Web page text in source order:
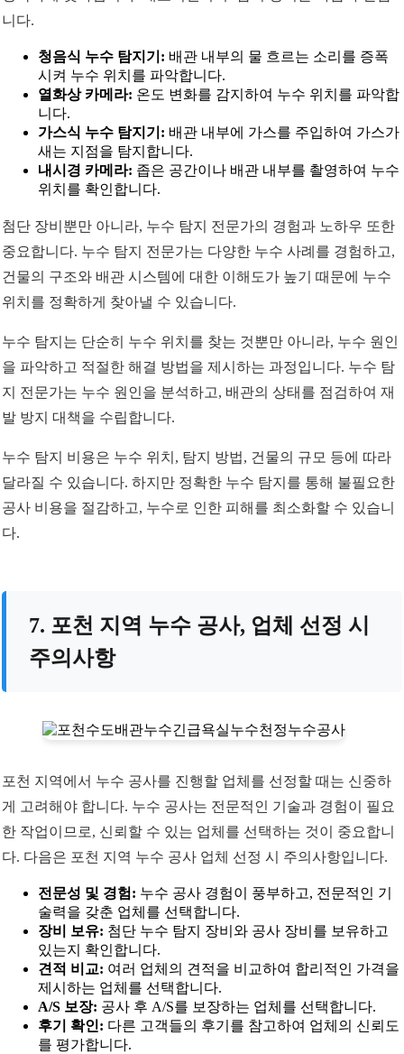
니다.
청음식 누수 탐지기: 배관 내부의 물 흐르는 소리를 증폭
시켜 누수 위치를 파악합니다.
열화상 카메라: 온도 변화를 감지하여 누수 위치를 파악합
니다.
가스식 누수 탐지기: 배관 내부에 가스를 주입하여 가스가
새는 지점을 탐지합니다.
내시경 카메라: 좁은 공간이나 배관 내부를 촬영하여 누수
위치를 확인합니다.
첨단 장비뿐만 아니라, 누수 탐지 전문가의 경험과 노하우 또한
중요합니다. 누수 탐지 전문가는 다양한 누수 사례를 경험하고,
건물의 구조와 배관 시스템에 대한 이해도가 높기 때문에 누수
위치를 정확하게 찾아낼 수 있습니다.
누수 탐지는 단순히 누수 위치를 찾는 것뿐만 아니라, 누수 원인
을 파악하고 적절한 해결 방법을 제시하는 과정입니다. 누수 탐
지 전문가는 누수 원인을 분석하고, 배관의 상태를 점검하여 재
발 방지 대책을 수립합니다.
누수 탐지 비용은 누수 위치, 탐지 방법, 건물의 규모 등에 따라
달라질 수 있습니다. 하지만 정확한 누수 탐지를 통해 불필요한
공사 비용을 절감하고, 누수로 인한 피해를 최소화할 수 있습니
다.
7. 포천 지역 누수 공사, 업체 선정 시
주의사항
포천 지역에서 누수 공사를 진행할 업체를 선정할 때는 신중하
게 고려해야 합니다. 누수 공사는 전문적인 기술과 경험이 필요
한 작업이므로, 신뢰할 수 있는 업체를 선택하는 것이 중요합니
다. 다음은 포천 지역 누수 공사 업체 선정 시 주의사항입니다.
전문성 및 경험: 누수 공사 경험이 풍부하고, 전문적인 기
술력을 갖춘 업체를 선택합니다.
장비 보유: 첨단 누수 탐지 장비와 공사 장비를 보유하고
있는지 확인합니다.
견적 비교: 여러 업체의 견적을 비교하여 합리적인 가격을
제시하는 업체를 선택합니다.
A/S 보장: 공사 후 A/S를 보장하는 업체를 선택합니다.
후기 확인: 다른 고객들의 후기를 참고하여 업체의 신뢰도
를 평가합니다.